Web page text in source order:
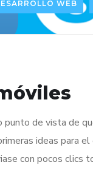
WEB
punto de vista de
ideas para
con pocos clics